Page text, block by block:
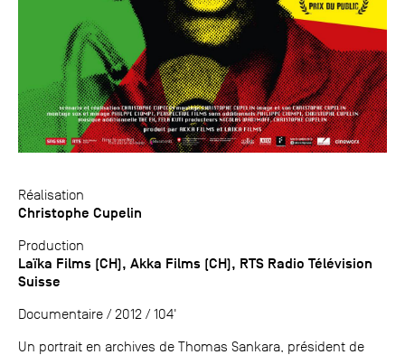
Réalisation
Christophe Cupelin
Production
Laïka Films (CH), Akka Films (CH), RTS Radio Télévision
Suisse
Documentaire / 2012 / 104'
Un portrait en archives de Thomas Sankara, président de